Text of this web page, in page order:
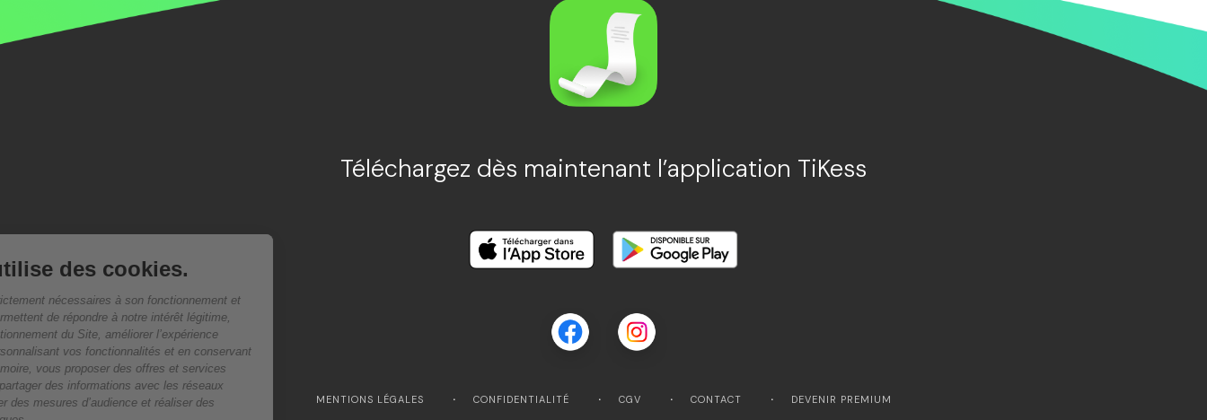
Téléchargez dès maintenant l’application TiKess
MENTIONS LÉGALES CONFIDENTIALITÉ CGV CONTACT DEVENIR PREMIUM